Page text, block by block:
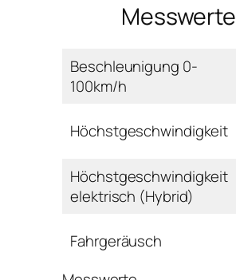
Messwerte
Beschleunigung 0-
100km/h
Höchstgeschwindigkeit
Höchstgeschwindigkeit
elektrisch (Hybrid)
Fahrgeräusch